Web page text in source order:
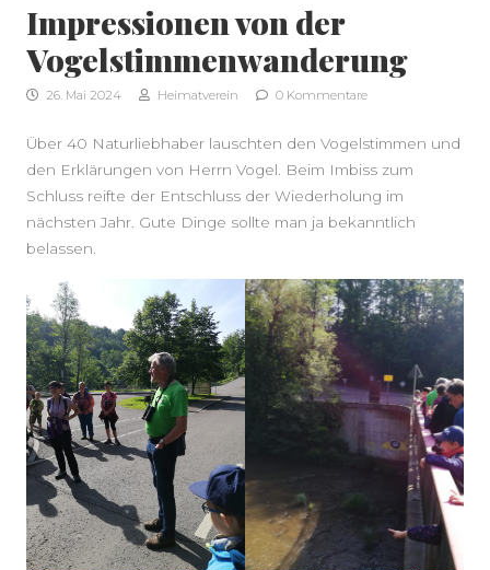
Impressionen von der
Vogelstimmenwanderung
26. Mai 2024 Heimatverein 0 Kommentare
Über 40 Naturliebhaber lauschten den Vogelstimmen und
den Erklärungen von Herrn Vogel. Beim Imbiss zum
Schluss reifte der Entschluss der Wiederholung im
nächsten Jahr. Gute Dinge sollte man ja bekanntlich
belassen.
SEITENLEISTE